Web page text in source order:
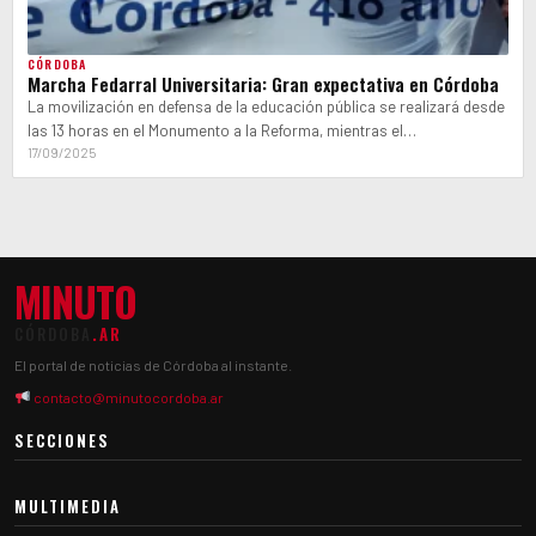
CÓRDOBA
Marcha Fedarral Universitaria: Gran expectativa en Córdoba
La movilización en defensa de la educación pública se realizará desde
las 13 horas en el Monumento a la Reforma, mientras el…
17/09/2025
MINUTO
.AR
El portal de noticias de Córdoba al instante.
contacto@minutocordoba.ar
SECCIONES
MULTIMEDIA